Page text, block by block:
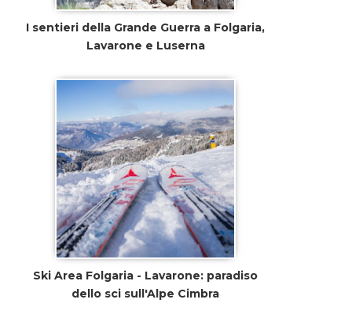
I sentieri della Grande Guerra a Folgaria,
Lavarone e Luserna
Ski Area Folgaria - Lavarone: paradiso
dello sci sull'Alpe Cimbra